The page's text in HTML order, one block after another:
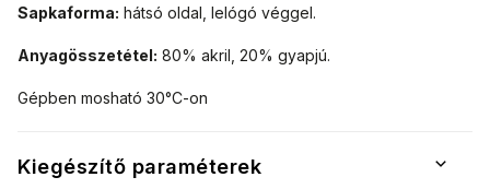
Sapkaforma: hátsó oldal, lelógó véggel.
Anyagösszetétel: 80% akril, 20% gyapjú.
Gépben mosható 30°C-on
Kiegészítő paraméterek